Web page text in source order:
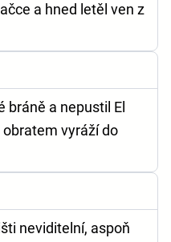
a hned letěl ven z
bráně a nepustil El
vyráží do
neviditelní, aspoň